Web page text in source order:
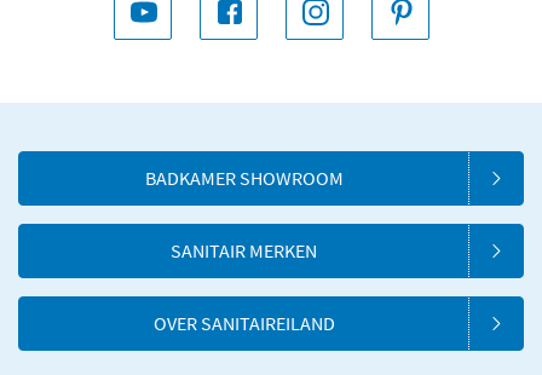
BADKAMER SHOWROOM
SANITAIR MERKEN
OVER SANITAIREILAND